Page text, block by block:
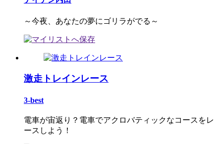
～今夜、あなたの夢にゴリラがでる～
激走トレインレース
3-best
電車が宙返り？電車でアクロバティックなコースをレ
ースしよう！